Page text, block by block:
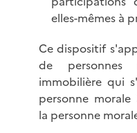
elles-mêmes à
Ce dispositif
de personnes
immobilière qui
personne
la personne